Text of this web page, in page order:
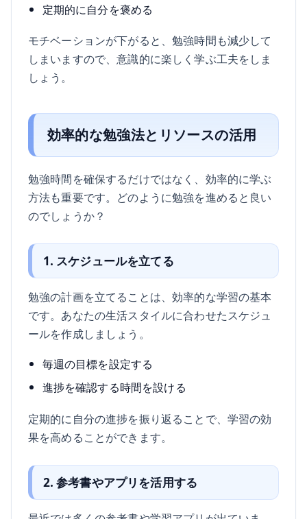
定期的に自分を褒める
モチベーションが下がると、勉強時間も減少して
しまいますので、意識的に楽しく学ぶ工夫をしま
しょう。
効率的な勉強法とリソースの活用
勉強時間を確保するだけではなく、効率的に学ぶ
方法も重要です。どのように勉強を進めると良い
のでしょうか？
1. スケジュールを立てる
勉強の計画を立てることは、効率的な学習の基本
です。あなたの生活スタイルに合わせたスケジュ
ールを作成しましょう。
毎週の目標を設定する
進捗を確認する時間を設ける
定期的に自分の進捗を振り返ることで、学習の効
果を高めることができます。
2. 参考書やアプリを活用する